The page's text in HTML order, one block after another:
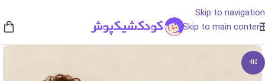
Skip to navigation
Skip to main content
-11%